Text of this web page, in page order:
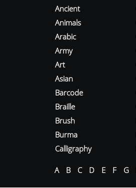
Ancient
Animals
Arabic
Army
Art
Asian
Barcode
Braille
Brush
Burma
Calligraphy
A B C D E F G